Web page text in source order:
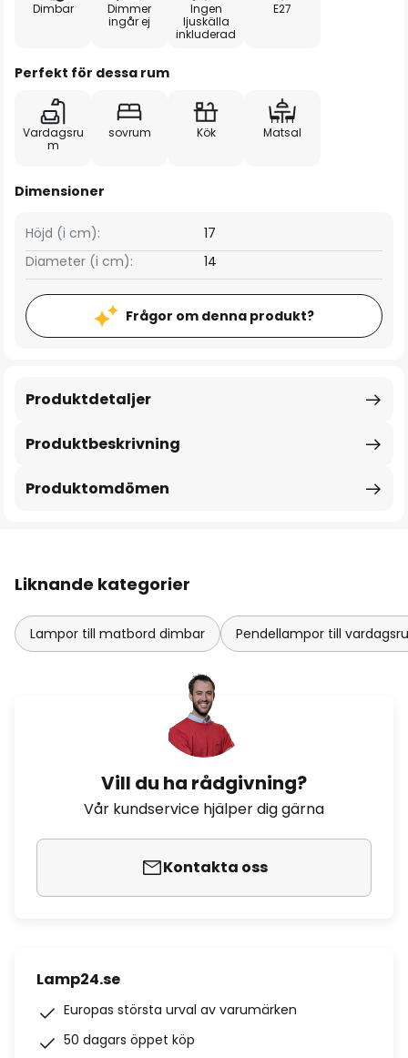
Dimbar
Dimmer
ingår ej
Ingen
ljuskälla
inkluderad
E27
Perfekt för dessa rum
Vardagsru
m
sovrum Kök Matsal
Dimensioner
Höjd (i cm):
17
Diameter (i cm):
14
Frågor om denna produkt?
Produktbeskrivning
Produktdetaljer
Produktomdömen
Liknande kategorier
Lampor till matbord dimbar Pendellampor till
Vill du ha rådgivning?
Vår kundservice hjälper dig gärna
Kontakta oss
Lamp24.se
Europas största urval av varumärken
50 dagars öppet köp